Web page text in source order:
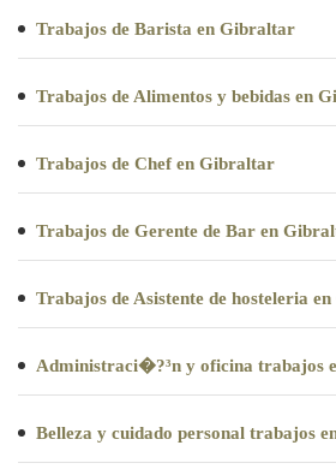
Trabajos de Barista en Gibraltar
Trabajos de Alimentos y bebidas en
Trabajos de Chef en Gibraltar
Trabajos de Gerente de Bar en
Trabajos de Asistente de hosteleria
Administraci�?³n y oficina trabajos
Belleza y cuidado personal trabajos